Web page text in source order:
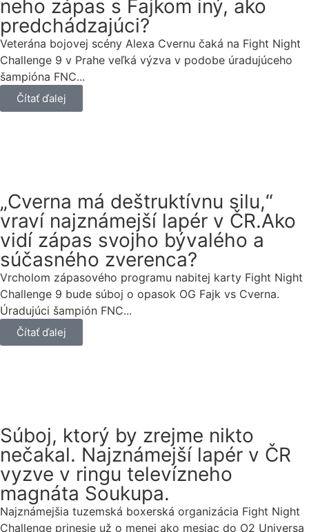
neho zápas s Fajkom iný, ako
predchádzajúci?
Veterána bojovej scény Alexa Cvernu čaká na Fight Night
Challenge 9 v Prahe veľká výzva v podobe úradujúceho
šampióna FNC...
Čítať ďalej
„Cverna má deštruktívnu silu,“
vraví najznámejší lapér v ČR.Ako
vidí zápas svojho bývalého a
súčasného zverenca?
Vrcholom zápasového programu nabitej karty Fight Night
Challenge 9 bude súboj o opasok OG Fajk vs Cverna.
Úradujúci šampión FNC...
Čítať ďalej
Súboj, ktorý by zrejme nikto
nečakal. Najznámejší lapér v ČR
vyzve v ringu televízneho
magnáta Soukupa.
Najznámejšia tuzemská boxerská organizácia Fight Night
Challenge prinesie už o menej ako mesiac do O2 Universa